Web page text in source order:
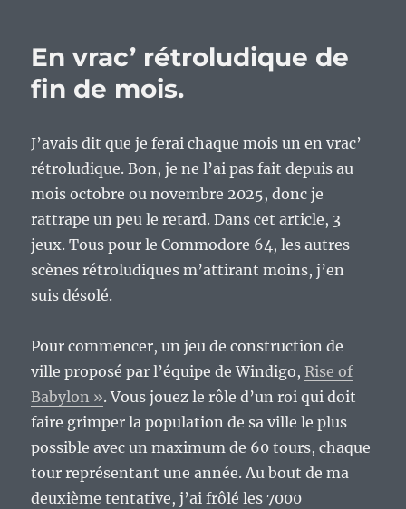
En vrac’ rétroludique de
fin de mois.
J’avais dit que je ferai chaque mois un en vrac’
rétroludique. Bon, je ne l’ai pas fait depuis au
mois octobre ou novembre 2025, donc je
rattrape un peu le retard. Dans cet article, 3
jeux. Tous pour le Commodore 64, les autres
scènes rétroludiques m’attirant moins, j’en
suis désolé.
Pour commencer, un jeu de construction de
ville proposé par l’équipe de Windigo,Rise of
Babylon ». Vous jouez le rôle d’un roi qui doit
faire grimper la population de sa ville le plus
possible avec un maximum de 60 tours, chaque
tour représentant une année. Au bout de ma
deuxième tentative, j’ai frôlé les 7000